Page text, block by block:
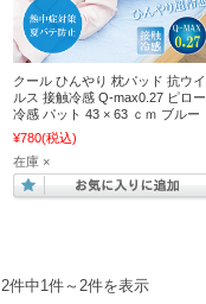
クール ひんやり 枕パッド 抗ウイ
ルス 接触冷感 Q-max0.27 ピロー
冷感 パット 43 × 63 ｃｍ ブルー
¥780(税込)
在庫 ×
2件中1件～2件を表示